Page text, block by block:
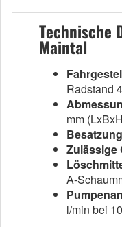
Technische
Maintal
Radstand
mm
Zulässige
A-
l/min bei